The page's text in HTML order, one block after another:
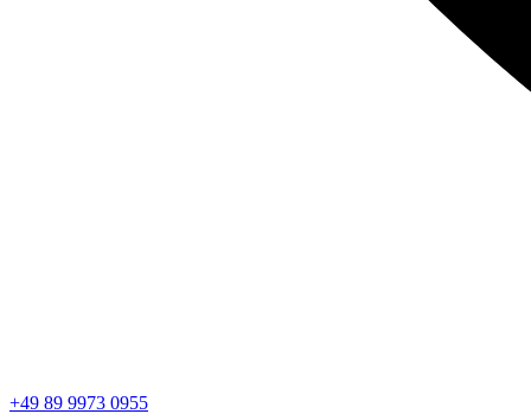
+49 89 9973 0955